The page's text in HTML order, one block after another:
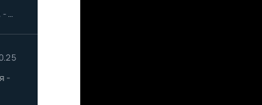
-